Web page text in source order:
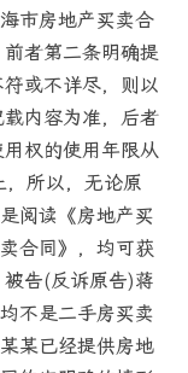
市房地产买卖合
者第二条明确提
或不详尽，则以
内容为准，后者
权的使用年限从
所以，无论原
阅读《房地产买
合同》，均可获
告(反诉原告)蒋
不是二手房买卖
某已经提供房地